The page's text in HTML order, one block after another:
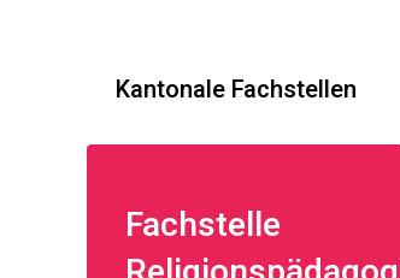
Kantonale Fachstellen
Fachstelle